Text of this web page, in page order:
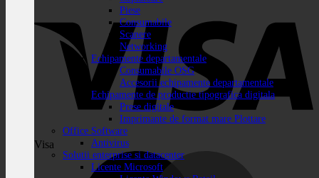
Visa
Piese
Consumabile
Scanere
Networking
Echipamente departamentale
Consumabile OSG
Accesorii echipamente departamentale
Echipamente de productie tipografica digitala
Prese digitale
Imprimante de format mare Plottare
Office Software
Antivirus
Solutii enterprise si datacenter
Licente Microsoft